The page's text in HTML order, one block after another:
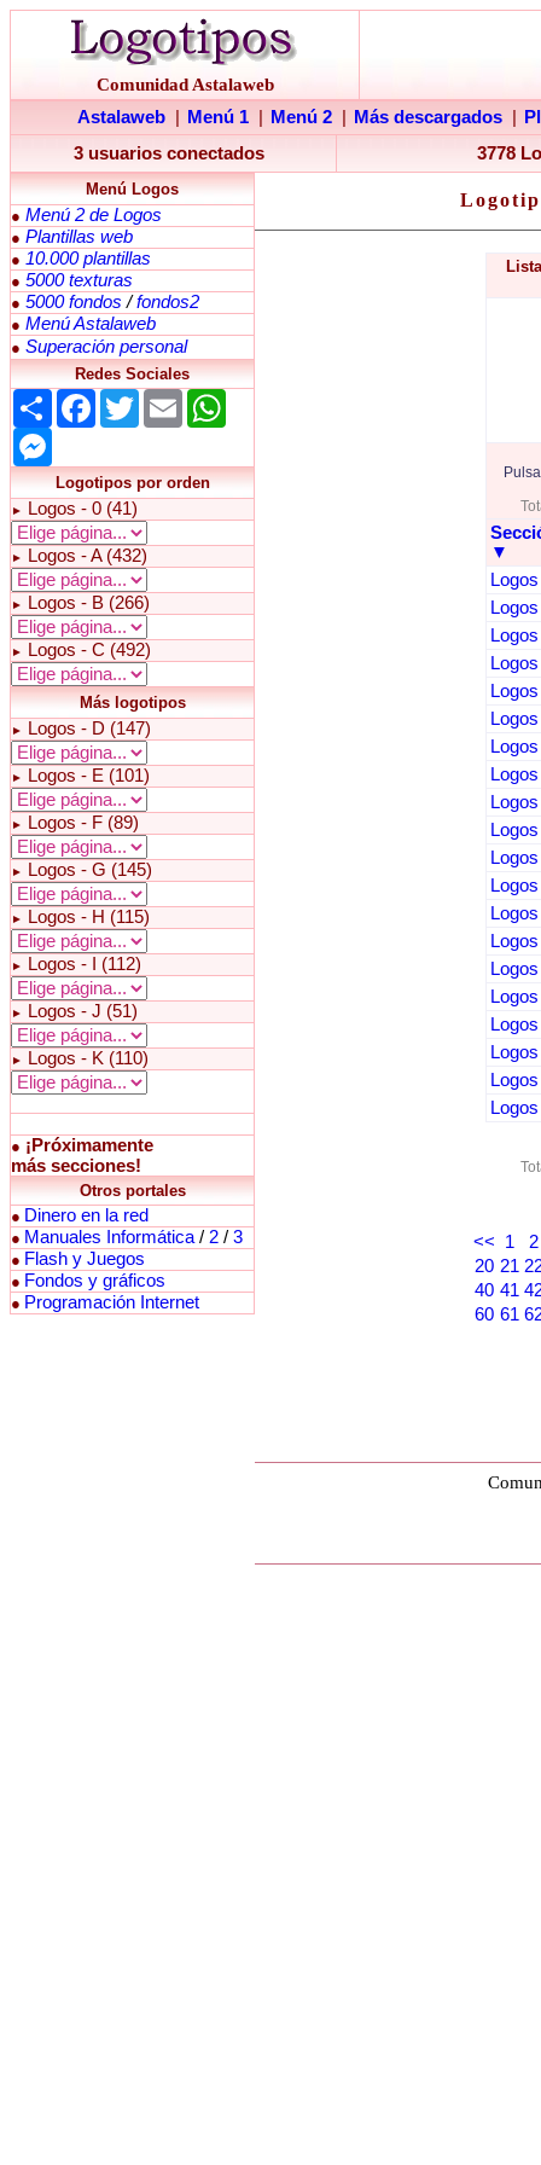
Comunidad Astalaweb
Astalaweb
Menú 1 Menú 2 Más descargados
3 usuarios conectados
3778
Menú Logos
● Menú 2 de Logos
● Plantillas web
● 10.000 plantillas
● 5000 texturas
● 5000 fondos /fondos2
● Menú Astalaweb
● Superación personal
Redes Sociales
Share Facebook
TwitterEmail
Logotipos por orden
► Logos - 0 (41)
► Logos - A (432)
► Logos - B (266)
► Logos - C (492)
Más logotipos
► Logos - D (147)
► Logos - E (101)
► Logos - F (89)
► Logos - G (145)
► Logos - H (115)
► Logos - I (112)
► Logos - J (51)
► Logos - K (110)
● ¡Próximamente
más secciones!
Otros portales
● Dinero en la red
● Manuales Informática / 2 / 3
● Flash y Juegos
● Fondos y gráficos
● Programación Internet
▼
<< 1
2
20 21
40 41
60 61